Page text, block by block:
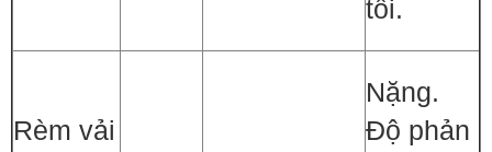
tối.
Rèm vải
Nặng.
Độ phản